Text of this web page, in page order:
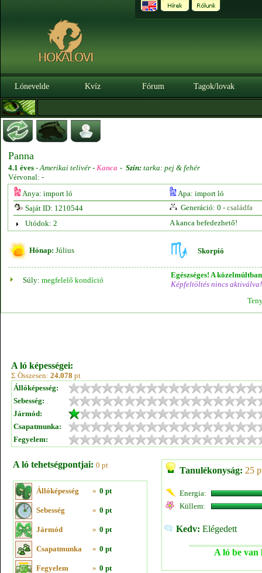
Lónevelde Kvíz Fórum Tagok/lovak
Panna
4.1 éves -Amerikai telivér - Kanca - Szín: tarka: pej & fehér
Vérvonal: -
Anya: import ló
Apa: import ló
Saját ID: 1210544
Generáció: 0 - családfa
Utódok: 2
A kanca befedezhető!
Hónap: Július Skorpió
Súly: megfelelő kondíció
Egészséges! A
Képfeltöltés nincs aktiválva!
A ló képességei:
Σ Összesen: 24.078 pt
Állóképesség:
Sebesség:
Jármód:
Csapatmunka:
Fegyelem:
A ló tehetségpontjai: 0 pt
Állóképesség » 0 pt
Sebesség » 0 pt
Jármód » 0 pt
Csapatmunka » 0 pt
Fegyelem » 0 pt
Tanulékonyság: 25
Energia:
Küllem:
Kedv: Elégedett
A ló be van